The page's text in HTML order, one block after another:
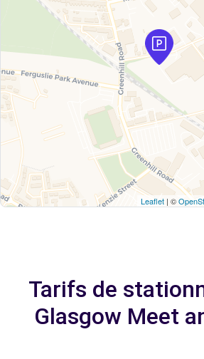
Leaflet | ©
Tarifs de
Glasgow Meet